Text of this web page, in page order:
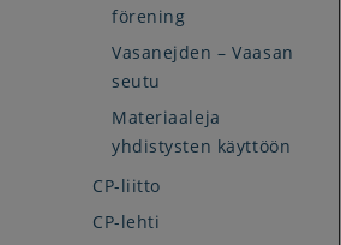
förening
Vasanejden – Vaasan
seutu
Materiaaleja
yhdistysten käyttöön
CP-liitto
CP-lehti